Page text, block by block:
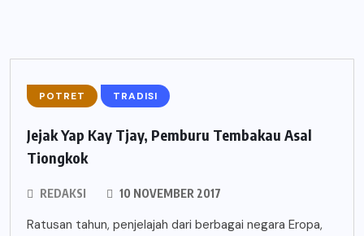
POTRET TRADISI
Jejak Yap Kay Tjay, Pemburu Tembakau Asal
Tiongkok
REDAKSI 10 NOVEMBER 2017
Ratusan tahun, penjelajah dari berbagai negara Eropa,